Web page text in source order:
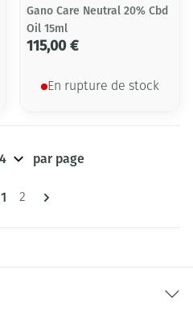
Gano Care Neutral 20% Cbd
Oil 15ml
115,00 €
En rupture de stock
Pages
Vous lisez actuellement la page
1 Page
2
par page